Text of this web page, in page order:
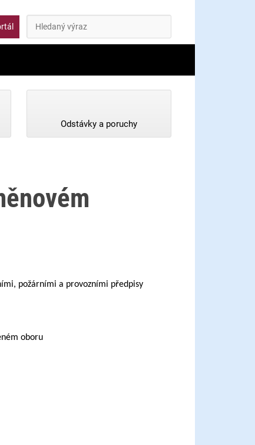
Odstávky a poruchy
požárními a provozními předpisy
oboru